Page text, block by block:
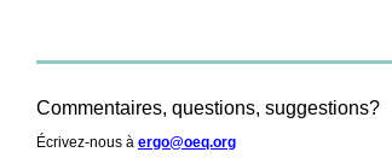
Commentaires, questions, suggestions?
Écrivez-nous à ergo@oeq.org